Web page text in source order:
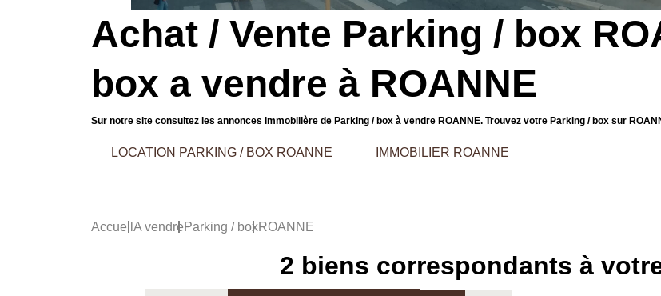
Achat / Vente Parking / box
box a vendre à ROANNE
Sur notre site consultez les annonces immobilière de Parking / box à vendre ROANNE. Trouvez votre Parking / box sur
LOCATION PARKING / BOX ROANNE IMMOBILIER ROANNE
Accueil A vendreParking / boxROANNE
2 biens correspondants à